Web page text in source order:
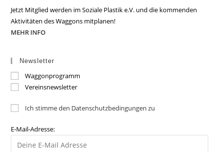
Jetzt Mitglied werden im Soziale Plastik e.V. und die kommenden
Aktivitäten des Waggons mitplanen!
MEHR INFO
Newsletter
Waggonprogramm
Vereinsnewsletter
Ich stimme den Datenschutzbedingungen zu
E-Mail-Adresse: